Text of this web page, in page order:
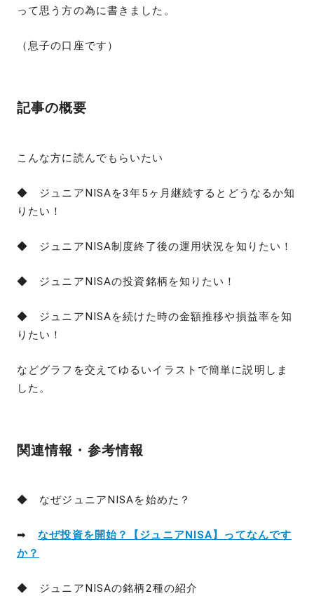
って思う方の為に書きました。
（息子の口座です）
記事の概要
こんな方に読んでもらいたい
◆ ジュニアNISAを3年5ヶ月継続するとどうなるか知
りたい！
◆ ジュニアNISA制度終了後の運用状況を知りたい！
◆ ジュニアNISAの投資銘柄を知りたい！
◆ ジュニアNISAを続けた時の金額推移や損益率を知
りたい！
などグラフを交えてゆるいイラストで簡単に説明しま
した。
関連情報・参考情報
◆ なぜジュニアNISAを始めた？
➡なぜ投資を開始？【ジュニアNISA】ってなんです
か？
◆ ジュニアNISAの銘柄2種の紹介